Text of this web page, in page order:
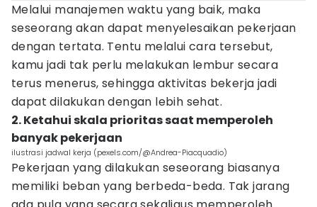
Melalui manajemen waktu yang baik, maka
seseorang akan dapat menyelesaikan pekerjaan
dengan tertata. Tentu melalui cara tersebut,
kamu jadi tak perlu melakukan lembur secara
terus menerus, sehingga aktivitas bekerja jadi
dapat dilakukan dengan lebih sehat.
2. Ketahui skala prioritas saat memperoleh
banyak pekerjaan
ilustrasi jadwal kerja (pexels.com/@Andrea-Piacquadio)
Pekerjaan yang dilakukan seseorang biasanya
memiliki beban yang berbeda-beda. Tak jarang